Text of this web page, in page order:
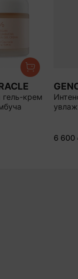
гель-крем
6 600